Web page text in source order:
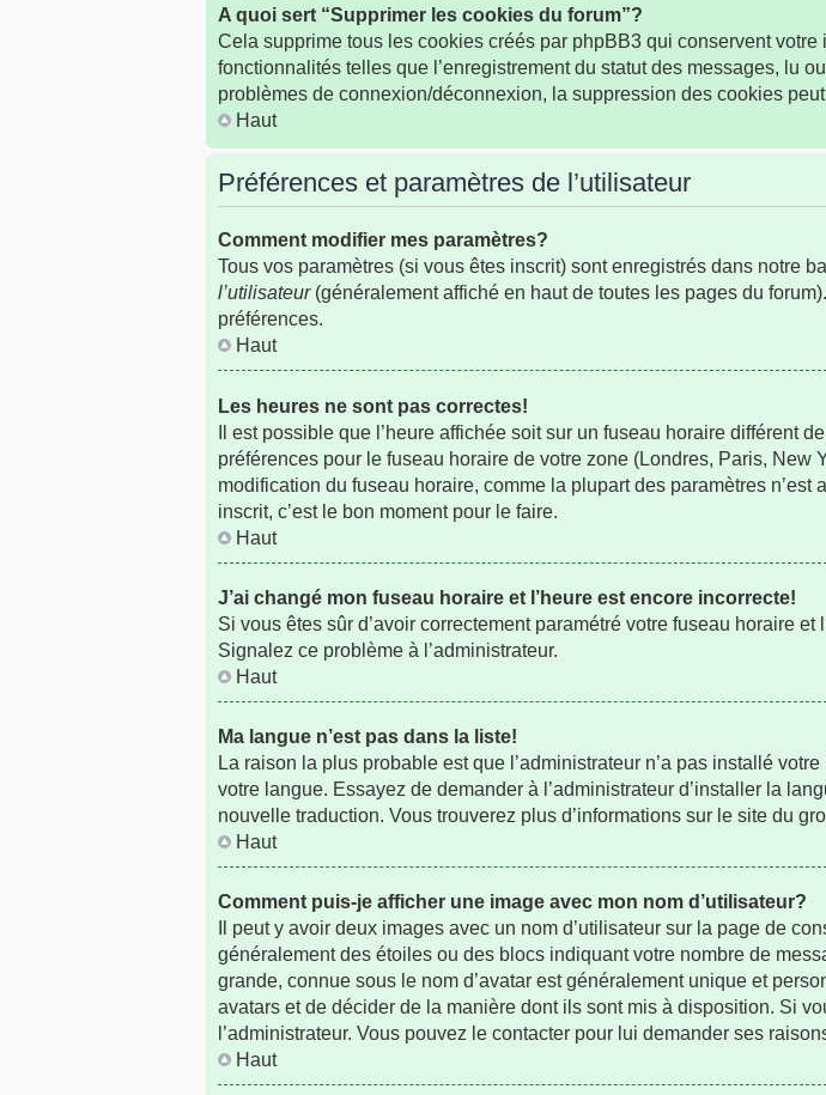
A quoi sert “Supprimer les cookies du forum”?
Cela supprime tous les cookies créés par phpBB3 qui conservent
fonctionnalités telles que l’enregistrement du statut des messages, lu
problèmes de connexion/déconnexion, la suppression des cookies
Haut
Préférences et paramètres de l’utilisateur
Comment modifier mes paramètres?
Tous vos paramètres (si vous êtes inscrit) sont enregistrés dans notre
l’utilisateur(généralement affiché en haut de toutes les pages du
préférences.
Haut
Les heures ne sont pas correctes!
Il est possible que l’heure affichée soit sur un fuseau horaire différent
préférences pour le fuseau horaire de votre zone (Londres, Paris, New
modification du fuseau horaire, comme la plupart des paramètres
inscrit, c’est le bon moment pour le faire.
Haut
J’ai changé mon fuseau horaire et l’heure est encore incorrecte!
Si vous êtes sûr d’avoir correctement paramétré votre fuseau horaire et
Signalez ce problème à l’administrateur.
Haut
Ma langue n’est pas dans la liste!
La raison la plus probable est que l’administrateur n’a pas installé
votre langue. Essayez de demander à l’administrateur d’installer la
nouvelle traduction. Vous trouverez plus d’informations sur le site du
Haut
Comment puis-je afficher une image avec mon nom d’utilisateur?
Il peut y avoir deux images avec un nom d’utilisateur sur la page de
généralement des étoiles ou des blocs indiquant votre nombre de
grande, connue sous le nom d’avatar est généralement unique et
avatars et de décider de la manière dont ils sont mis à disposition. Si
l’administrateur. Vous pouvez le contacter pour lui demander ses
Haut